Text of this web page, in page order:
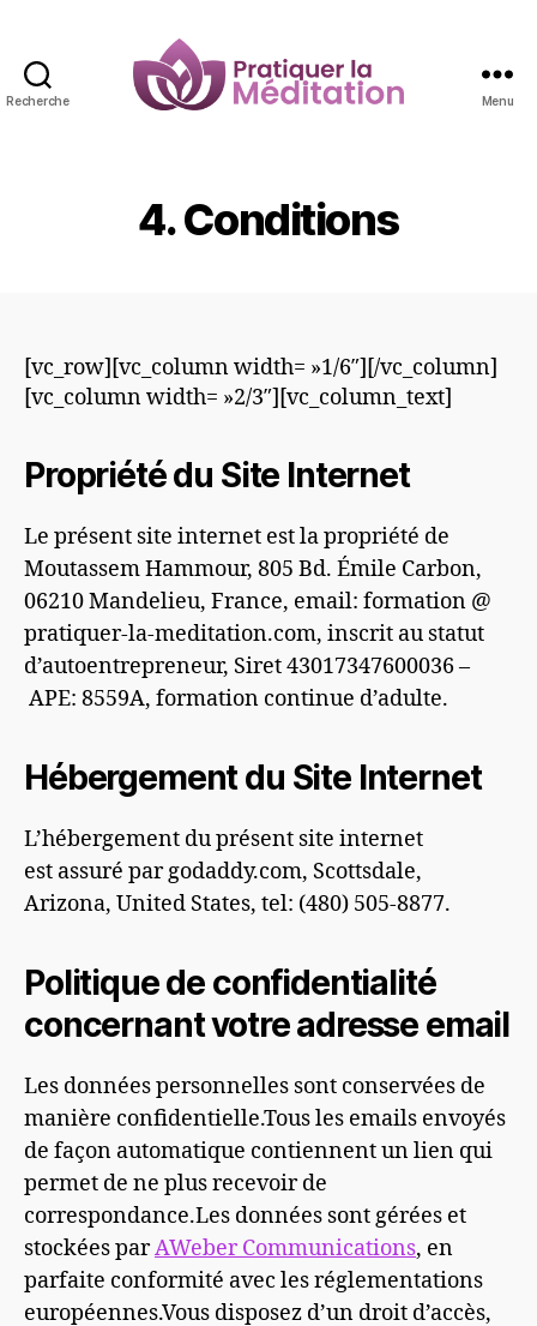
Recherche Menu
4. Conditions
[vc_row][vc_column width= »1/6″][/vc_column]
[vc_column width= »2/3″][vc_column_text]
Propriété du Site Internet
Le présent site internet est la propriété de
Moutassem Hammour, 805 Bd. Émile Carbon,
06210 Mandelieu, France, email: formation @
pratiquer-la-meditation.com, inscrit au statut
d’autoentrepreneur, Siret 43017347600036 –
APE: 8559A, formation continue d’adulte.
Hébergement du Site Internet
L’hébergement du présent site internet
est assuré par godaddy.com, Scottsdale,
Arizona, United States, tel: (480) 505-8877.
Politique de confidentialité
concernant votre adresse email
Les données personnelles sont conservées de
manière confidentielle.Tous les emails envoyés
de façon automatique contiennent un lien qui
permet de ne plus recevoir de
correspondance.Les données sont gérées et
stockées parAWeber Communications, en
parfaite conformité avec les réglementations
européennes.Vous disposez d’un droit d’accès,